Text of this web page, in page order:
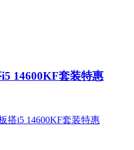
14600KF套装特惠